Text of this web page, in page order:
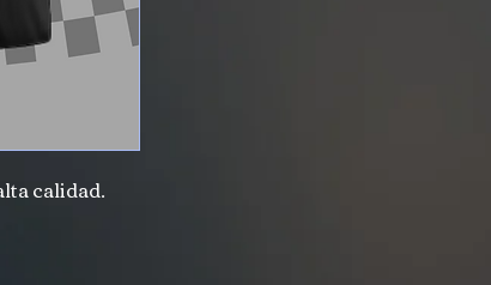
calidad.